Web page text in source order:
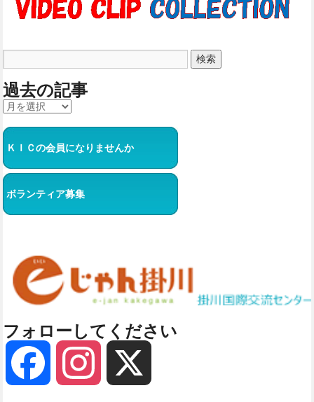
過去の記事
ＫＩＣの会員になりませんか
ボランティア募集
フォローしてください
Facebook Instagram